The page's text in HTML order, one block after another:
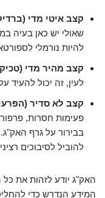
קצב איטי מדי
שאולי יש כאן בעיה
להיות נורמלי
קצב מהיר מדי
לעין, זה יכול להעיד
קצב לא סדיר
בבירור על גרף
להוביל לסיבוכים
האק"ג יודע לזהות את
המידע הנדרש כדי